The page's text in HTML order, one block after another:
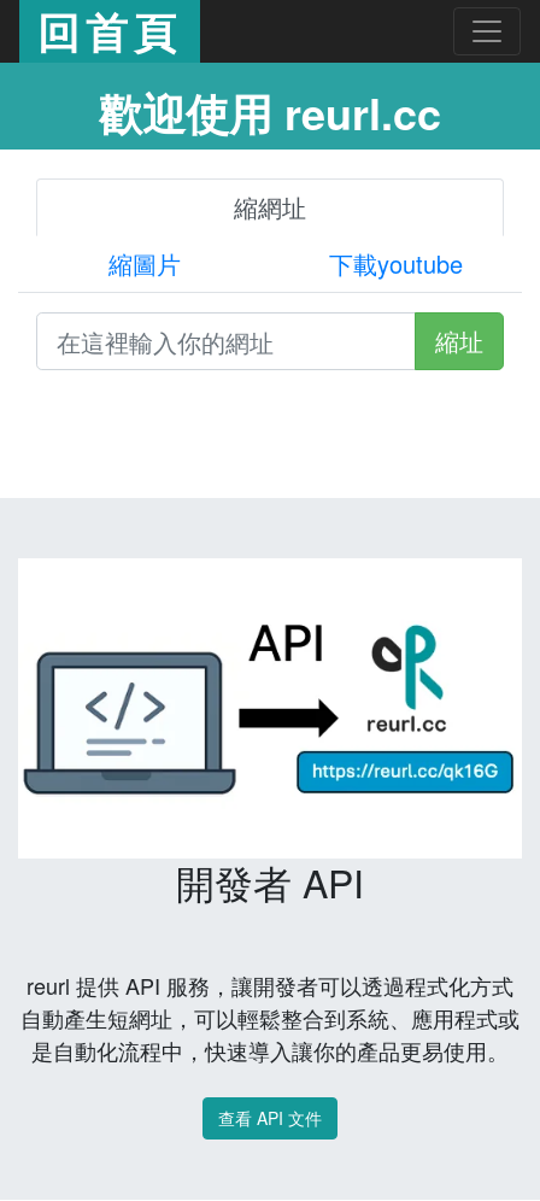
回首頁
歡迎使用 reurl.cc
縮網址
縮圖片
下載youtube
縮址
開發者 API
reurl 提供 API 服務，讓開發者可以透過程式化方式
自動產生短網址，可以輕鬆整合到系統、應用程式或
是自動化流程中，快速導入讓你的產品更易使用。
查看 API 文件